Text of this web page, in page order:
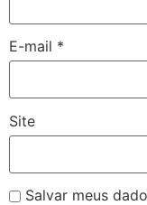
E-mail *
Site
Salvar meus